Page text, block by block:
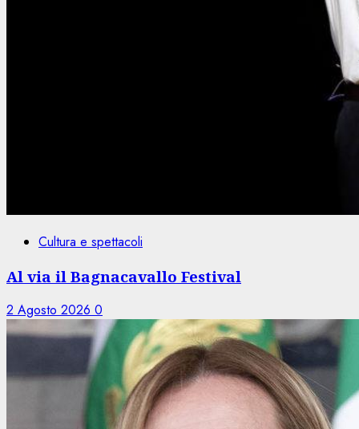
Cultura e spettacoli
Al via il Bagnacavallo Festival
2 Agosto 2026 0